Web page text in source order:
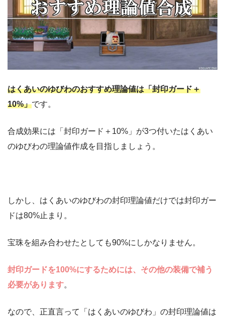
はくあいのゆびわのおすすめ理論値は「封印ガード＋
10%」です。
合成効果には「封印ガード＋10%」が3つ付いたはくあい
のゆびわの理論値作成を目指しましょう。
しかし、はくあいのゆびわの封印理論値だけでは封印ガー
ドは80%止まり。
宝珠を組み合わせたとしても90%にしかなりません。
封印ガードを100%にするためには、その他の装備で補う
必要があります。
なので、正直言って「はくあいのゆびわ」の封印理論値は